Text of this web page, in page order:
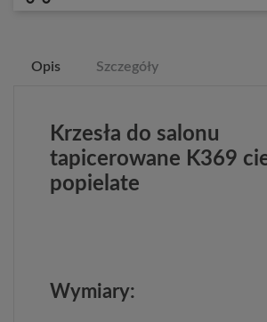
Opis Szczegóły
Krzesła do salonu
tapicerowane K369
popielate
Wymiary: